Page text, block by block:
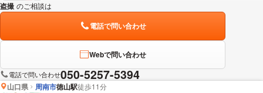
盗撮 のご相談は
電話で問い合わせ
Webで問い合わせ
電話で問い合わせ050-5257-5394
山口県 周南市徳山駅徒歩11分